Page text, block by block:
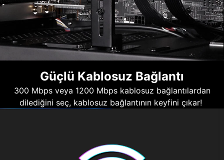
Güçlü Kablosuz Bağlantı
300 Mbps veya 1200 Mbps kablosuz bağlantılardan
dilediğini seç, kablosuz bağlantının keyfini çıkar!